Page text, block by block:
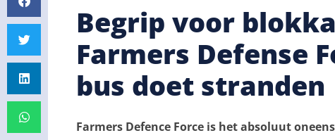
Begrip voor
Farmers Defense
bus doet stranden
Farmers Defence Force is het absoluut